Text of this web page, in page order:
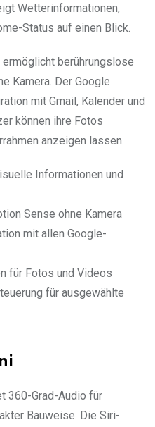
Wetterinformationen,
Status auf einen Blick.
berührungslose
Kamera. Der Google
mit Gmail, Kalender und
können ihre Fotos
anzeigen lassen.
Informationen und
Sense ohne Kamera
mit allen Google-
für Fotos und Videos
für ausgewählte
360-Grad-Audio für
Bauweise. Die Siri-